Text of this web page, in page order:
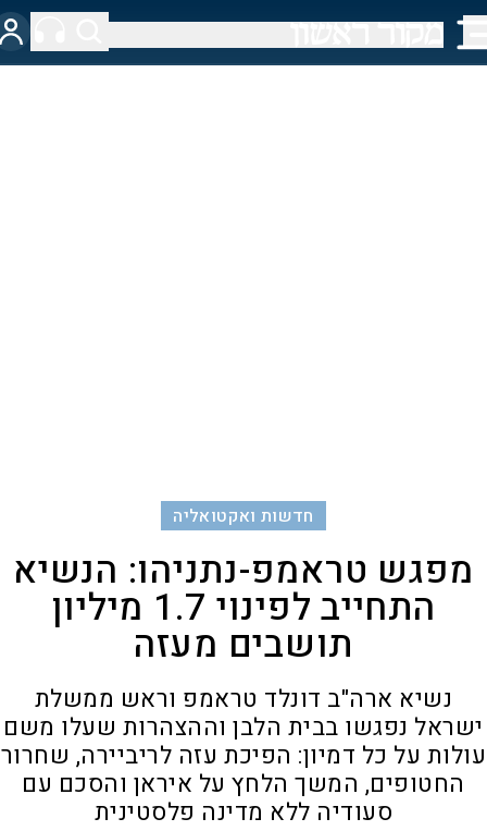
חדשות ואקטואליה
מפגש טראמפ-נתניהו: הנשיא
התחייב לפינוי 1.7 מיליון
תושבים מעזה
נשיא ארה"ב דונלד טראמפ וראש ממשלת
ישראל נפגשו בבית הלבן וההצהרות שעלו משם
עולות על כל דמיון: הפיכת עזה לריביירה, שחרור
החטופים, המשך הלחץ על איראן והסכם עם
סעודיה ללא מדינה פלסטינית